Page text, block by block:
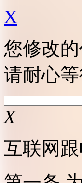
X
您修改
请耐心
X
互联网